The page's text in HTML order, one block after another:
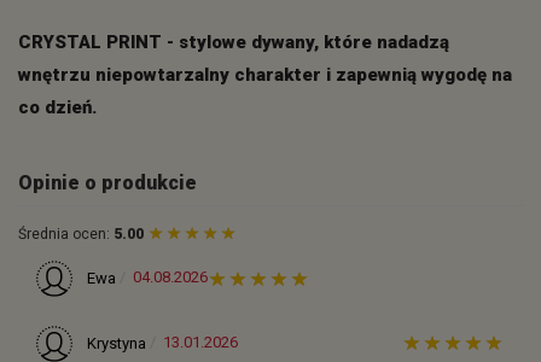
CRYSTAL PRINT - stylowe dywany, które nadadzą
wnętrzu niepowtarzalny charakter i zapewnią wygodę na
co dzień.
Opinie o produkcie
Średnia ocen: 5.00
Ewa 04.08.2026
Krystyna 13.01.2026